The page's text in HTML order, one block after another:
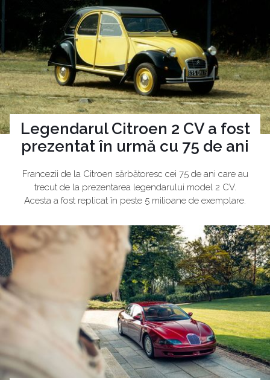
Legendarul Citroen 2 CV a fost
prezentat în urmă cu 75 de ani
Francezii de la Citroen sărbătoresc cei 75 de ani care au
trecut de la prezentarea legendarului model 2 CV.
Acesta a fost replicat în peste 5 milioane de exemplare.